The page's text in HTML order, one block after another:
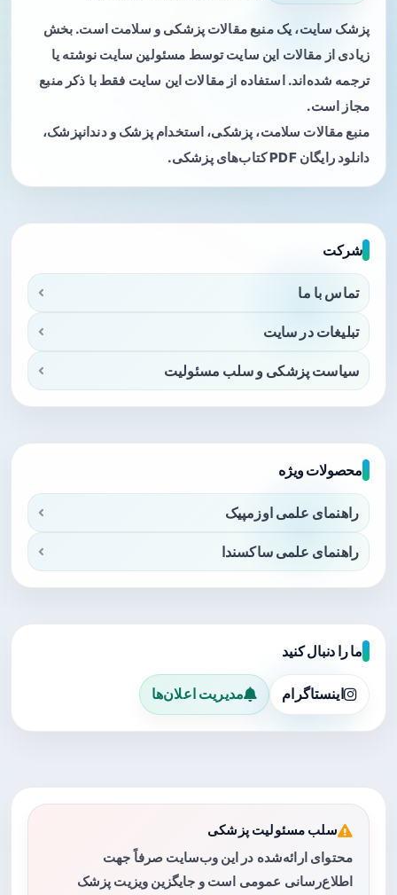
پزشک سایت، یک منبع مقالات پزشکی و سلامت است. بخش
زیادی از مقالات این سایت توسط مسئولین سایت نوشته یا
ترجمه شده‌اند. استفاده از مقالات این سایت فقط با ذکر منبع
مجاز است.
منبع مقالات سلامت، پزشکی، استخدام پزشک و دندانپزشک،
دانلود رایگان PDF کتاب‌های پزشکی.
شرکت
تماس با ما
تبلیغات در سایت
سیاست پزشکی و سلب مسئولیت
محصولات ویژه
راهنمای علمی اوزمپیک
راهنمای علمی ساکسندا
ما را دنبال کنید
اینستاگرام مدیریت اعلان‌ها
سلب مسئولیت پزشکی
محتوای ارائه‌شده در این وب‌سایت صرفاً جهت
اطلاع‌رسانی عمومی است و جایگزین ویزیت پزشک